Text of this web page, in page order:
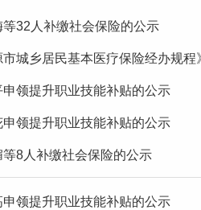
等32人补缴社会保险的公示
市城乡居民基本医疗保险经办规
申领提升职业技能补贴的公示
申领提升职业技能补贴的公示
等8人补缴社会保险的公示
申领提升职业技能补贴的公示